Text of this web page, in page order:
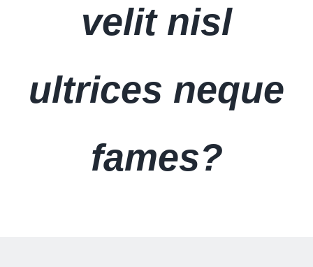
Carado
velit nisl
ultrices neque
fames?